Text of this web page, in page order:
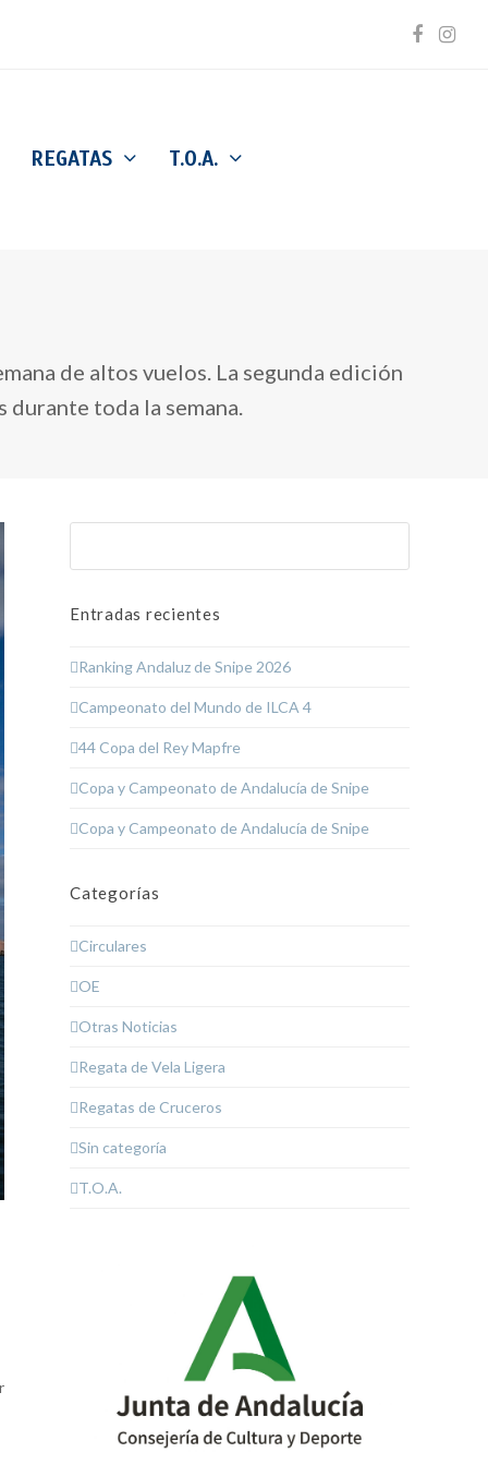
REGATAS T.O.A.
de altos vuelos. La segunda edición
durante toda la semana.
Entradas recientes
Ranking Andaluz de Snipe 2026
Campeonato del Mundo de ILCA 4
44 Copa del Rey Mapfre
Copa y Campeonato de Andalucía de Snipe
Copa y Campeonato de Andalucía de Snipe
Categorías
Circulares
OE
Otras Noticias
Regata de Vela Ligera
Regatas de Cruceros
Sin categoría
T.O.A.